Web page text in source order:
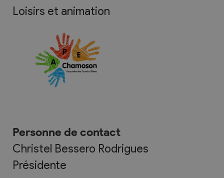
Loisirs et animation
Personne de contact
Christel Bessero Rodrigues
Présidente